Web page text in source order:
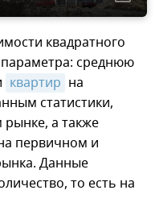
квадратного
среднюю
квартир на
статистики,
а также
первичном и
Данные
то есть на